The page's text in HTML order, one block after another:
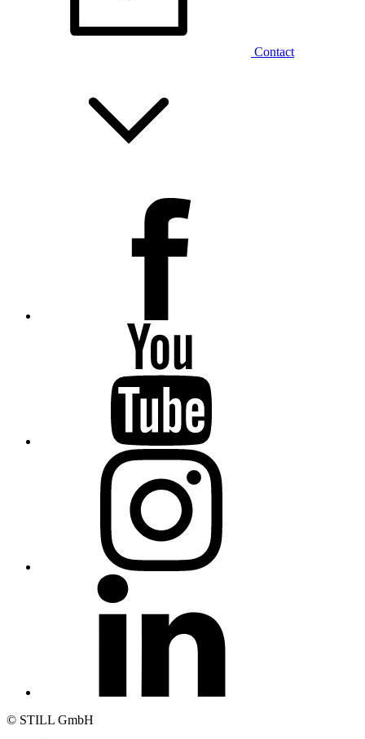
Contact
© STILL GmbH